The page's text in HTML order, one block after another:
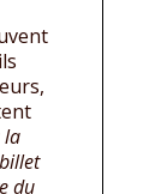
la
du